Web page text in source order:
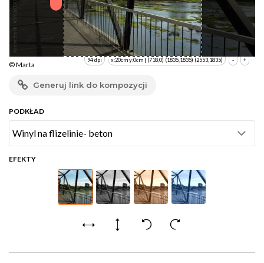
+
-
x:20cm y:0cm | (718,0) (1835,1835) (2553,1835)
94 dpi
© Marta
Generuj link do kompozycji
PODKŁAD
EFEKTY